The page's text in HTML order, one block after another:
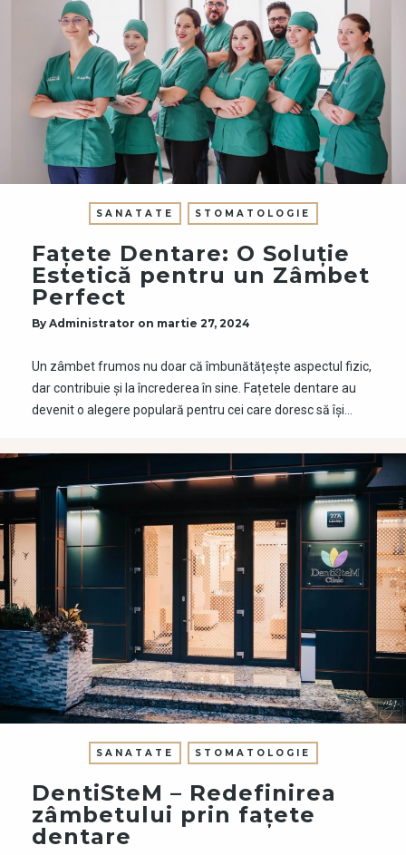
SANATATE STOMATOLOGIE
Fațete Dentare: O Soluție
Estetică pentru un Zâmbet
Perfect
By Administrator on martie 27, 2024
Un zâmbet frumos nu doar că îmbunătățește aspectul fizic,
dar contribuie și la încrederea în sine. Fațetele dentare au
devenit o alegere populară pentru cei care doresc să își…
SANATATE STOMATOLOGIE
DentiSteM – Redefinirea
zâmbetului prin fațete
dentare